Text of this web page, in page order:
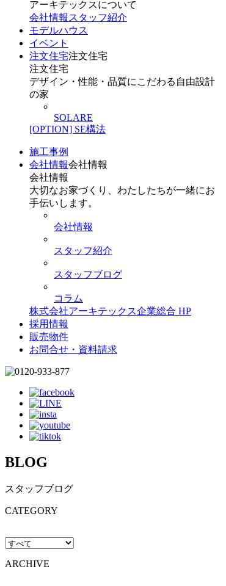
アーキテックスについて
会社情報 スタッフ紹介
モデルハウス
イベント
注文住宅注文住宅
注文住宅
デザイン・性能・品質にこだわる自由設計
の家
SOLARE
[OPTION] SE構法
施工事例
会社情報会社情報
会社情報
大切なお家づくり、わたしたちが一緒にお
手伝いします。
会社情報
スタッフ紹介
スタッフブログ
コラム
株式会社アーキテックス企業総合 HP
採用情報
販売物件
お問合せ・資料請求
BLOG
スタッフブログ
CATEGORY
ARCHIVE